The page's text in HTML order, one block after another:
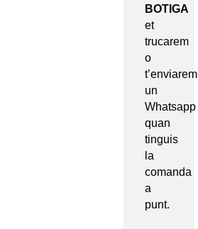
BOTIGA
et
trucarem
o
t’enviarem
un
Whatsapp
quan
tinguis
la
comanda
a
punt.